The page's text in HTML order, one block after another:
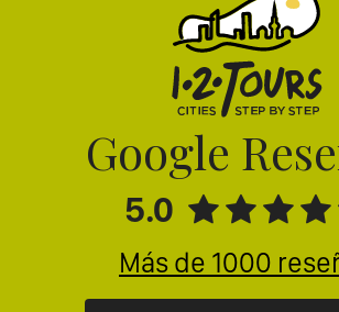
Google
5.0
Más de 1000